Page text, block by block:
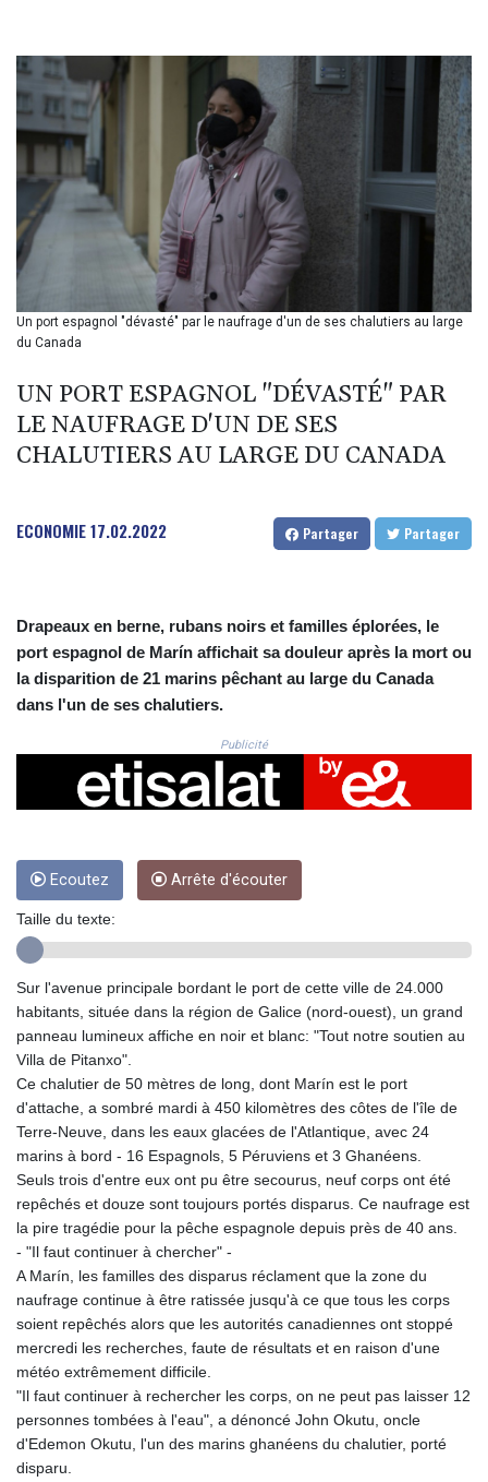
BMD 1.155534
BND 1.480923
BOB 14.026278
BRL 5.937709
BSD 1.154954
BTN 109.797185
BWP 15.661864
BYN 3.41582
BYR 22648.469045
BZD 2.322768
CAD 1.619538
CDF 2612.662718
CLF 0.026749
CLP 1056.216215
CNY 7.799522
CNH 7.797857
CUC 1.155534
CUP 30.621655
DKK 7.475959
DOP 67.310099
DZD 153.620497
ETB 184.827242
FJD 2.554311
FKP 0.85882
GGP 0.85882
GHS 13.548654
GTQ 8.809274
GYD 241.590075
HKD 9.063634
HRK 7.535927
HTG 151.004686
HUF 361.716561
IDR 20669.039071
ILS 3.470936
IMP 0.85882
INR 109.868418
IRR
1588628.329042
ISK 141.829705
JEP 0.85882
JOD 0.819316
JPY 182.269373
KES 149.514917
Un port espagnol "dévasté" par le naufrage d'un de ses chalutiers au large
du Canada
UN PORT ESPAGNOL "DÉVASTÉ" PAR
LE NAUFRAGE D'UN DE SES
CHALUTIERS AU LARGE DU CANADA
ECONOMIE17.02.2022 Partager Partager
Drapeaux en berne, rubans noirs et familles éplorées, le
port espagnol de Marín affichait sa douleur après la mort ou
la disparition de 21 marins pêchant au large du Canada
dans l'un de ses chalutiers.
Publicité
Ecoutez Arrête d'écouter
Taille du texte:
Sur l'avenue principale bordant le port de cette ville de 24.000
habitants, située dans la région de Galice (nord-ouest), un grand
panneau lumineux affiche en noir et blanc: "Tout notre soutien au
Villa de Pitanxo".
Ce chalutier de 50 mètres de long, dont Marín est le port
d'attache, a sombré mardi à 450 kilomètres des côtes de l'île de
Terre-Neuve, dans les eaux glacées de l'Atlantique, avec 24
marins à bord - 16 Espagnols, 5 Péruviens et 3 Ghanéens.
Seuls trois d'entre eux ont pu être secourus, neuf corps ont été
repêchés et douze sont toujours portés disparus. Ce naufrage est
la pire tragédie pour la pêche espagnole depuis près de 40 ans.
- "Il faut continuer à chercher" -
A Marín, les familles des disparus réclament que la zone du
naufrage continue à être ratissée jusqu'à ce que tous les corps
soient repêchés alors que les autorités canadiennes ont stoppé
mercredi les recherches, faute de résultats et en raison d'une
météo extrêmement difficile.
"Il faut continuer à rechercher les corps, on ne peut pas laisser 12
personnes tombées à l'eau", a dénoncé John Okutu, oncle
d'Edemon Okutu, l'un des marins ghanéens du chalutier, porté
disparu.